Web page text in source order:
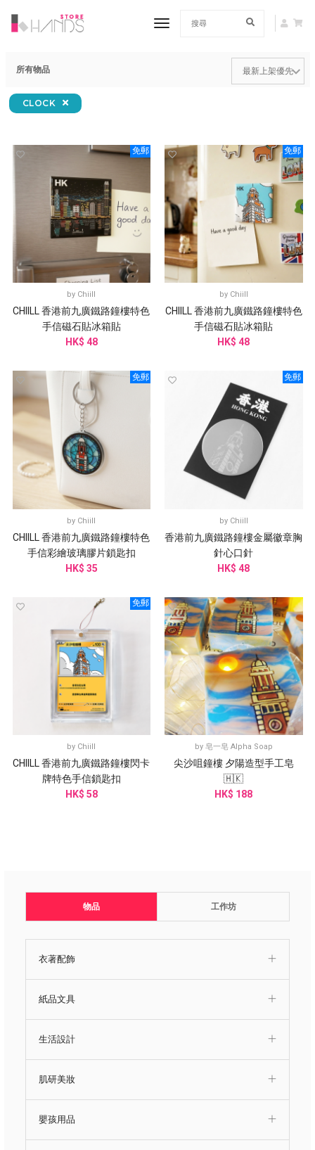
toggle navigation
物品 工作坊
衣著配飾
紙品文具
生活設計
肌研美妝
嬰孩用品
所有物品
CLOCK
免郵
by Chiill
CHIILL 香港前九廣鐵路鐘樓特色
手信磁石貼冰箱貼
HK$ 48
免郵
by Chiill
CHIILL 香港前九廣鐵路鐘樓特色
手信磁石貼冰箱貼
HK$ 48
免郵
by Chiill
CHIILL 香港前九廣鐵路鐘樓特色
手信彩繪玻璃膠片鎖匙扣
HK$ 35
免郵
by Chiill
香港前九廣鐵路鐘樓金屬徽章胸
針心口針
HK$ 48
免郵
by Chiill
CHIILL 香港前九廣鐵路鐘樓閃卡
牌特色手信鎖匙扣
HK$ 58
by 皂一皂 Alpha Soap
尖沙咀鐘樓 夕陽造型手工皂
🇭🇰
HK$ 188